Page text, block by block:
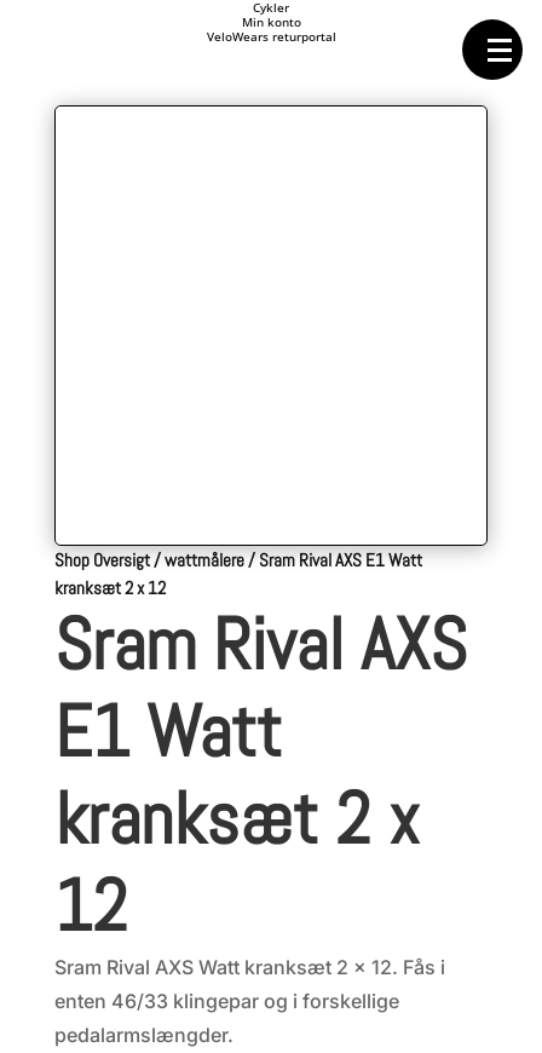
Geargrupper
Cykler
Min konto
VeloWears returportal
Shop Oversigt/wattmålere/Sram Rival AXS E1 Watt
kranksæt 2 x 12
Sram Rival AXS
E1 Watt
kranksæt 2 x
12
Sram Rival AXS Watt kranksæt 2 x 12. Fås i
enten 46/33 klingepar og i forskellige
pedalarmslængder.